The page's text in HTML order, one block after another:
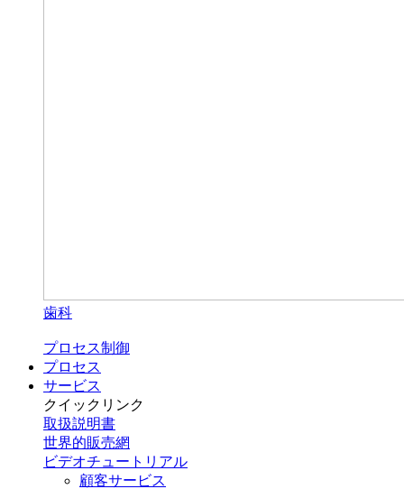
歯科
プロセス制御
プロセス
サービス
クイックリンク
取扱説明書
世界的販売網
ビデオチュートリアル
顧客サービス